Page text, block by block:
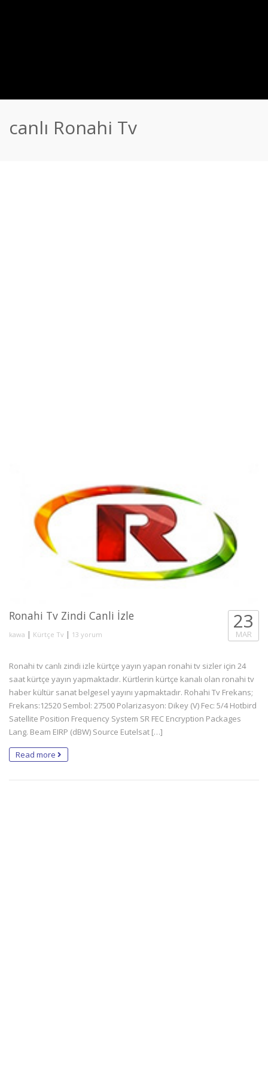
canlı Ronahi Tv
Ronahi Tv Zindi Canli İzle
kawa | Kürtçe Tv | 13 yorum
23
MAR
Ronahi tv canlı zindi izle kürtçe yayın yapan ronahi tv sizler için 24
saat kürtçe yayın yapmaktadır. Kürtlerin kürtçe kanalı olan ronahi tv
haber kültür sanat belgesel yayını yapmaktadır. Rohahi Tv Frekans;
Frekans:12520 Sembol: 27500 Polarizasyon: Dikey (V) Fec: 5/4 Hotbird
Satellite Position Frequency System SR FEC Encryption Packages
Lang. Beam EIRP (dBW) Source Eutelsat […]
Read more